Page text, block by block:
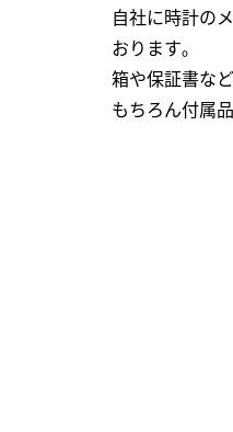
自社に時計の
おります｡
箱や保証書な
もちろん付属